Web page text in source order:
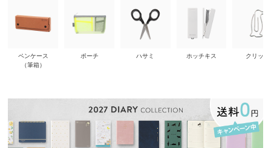
ペンケース
（筆箱）
ポーチ ハサミ ホッチキス クリップ